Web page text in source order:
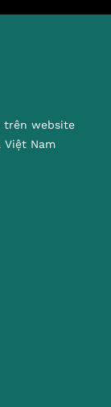
trên website
Việt Nam